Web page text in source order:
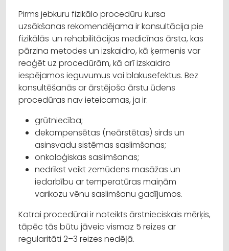
Pirms jebkuru fizikālo procedūru kursa
uzsākšanas rekomendējama ir konsultācija pie
fizikālās un rehabilitācijas medicīnas ārsta, kas
pārzina metodes un izskaidro, kā ķermenis var
reaģēt uz procedūrām, kā arī izskaidro
iespējamos ieguvumus vai blakusefektus. Bez
konsultēšanās ar ārstējošo ārstu ūdens
procedūras nav ieteicamas, ja ir:
grūtniecība;
dekompensētas (neārstētas) sirds un
asinsvadu sistēmas saslimšanas;
onkoloģiskas saslimšanas;
nedrīkst veikt zemūdens masāžas un
iedarbību ar temperatūras maiņām
varikozu vēnu saslimšanu gadījumos.
Katrai procedūrai ir noteikts ārstnieciskais mērķis,
tāpēc tās būtu jāveic vismaz 5 reizes ar
regularitāti 2–3 reizes nedēļā.